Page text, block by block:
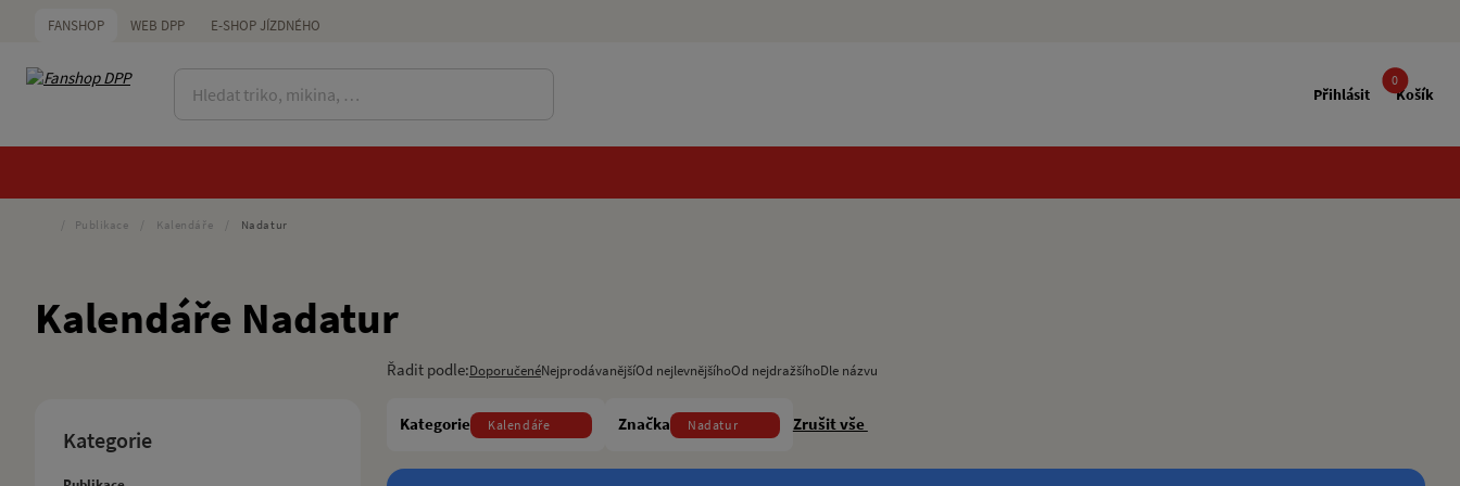
FANSHOP WEB DPP E-SHOP JÍZDNÉHO
Přihlásit
0
Košík
Publikace Kalendáře Nadatur
Kalendáře Nadatur
Kategorie
Řadit podle:DoporučenéNejprodávanějšíOd nejlevnějšíhoOd nejdražšíhoDle názvu
Kategorie Kalendáře Značka Nadatur Zrušit vše